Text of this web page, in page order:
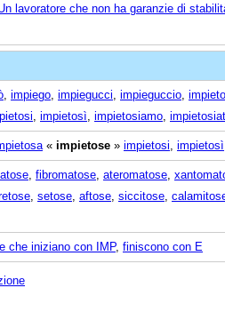
lavoratore che non ha garanzie di
impiego impiegucci impieguccio
impietosì impietosiamo
« impietose » impietosi impietosì
fibromatose ateromatose
setose aftose siccitose
che iniziano con IMP, finiscono con E